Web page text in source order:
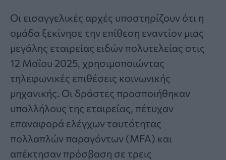
Οι εισαγγελικές αρχές υποστηρίζουν ότι η
ομάδα ξεκίνησε την επίθεση εναντίον μιας
μεγάλης εταιρείας ειδών πολυτελείας στις
12 Μαΐου 2025, χρησιμοποιώντας
τηλεφωνικές επιθέσεις κοινωνικής
μηχανικής. Οι δράστες προσποιήθηκαν
υπαλλήλους της εταιρείας, πέτυχαν
επαναφορά ελέγχων ταυτότητας
πολλαπλών παραγόντων (MFA) και
απέκτησαν πρόσβαση σε τρεις